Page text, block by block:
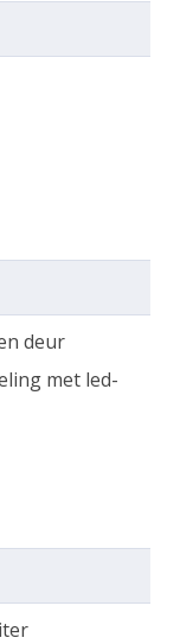
deur
met led-